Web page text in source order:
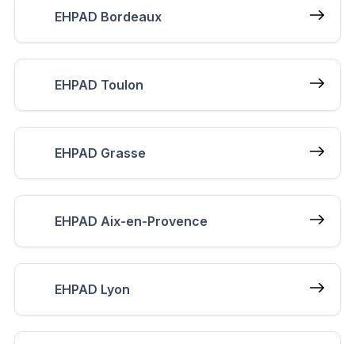
EHPAD Bordeaux
EHPAD Toulon
EHPAD Grasse
EHPAD Aix-en-Provence
EHPAD Lyon